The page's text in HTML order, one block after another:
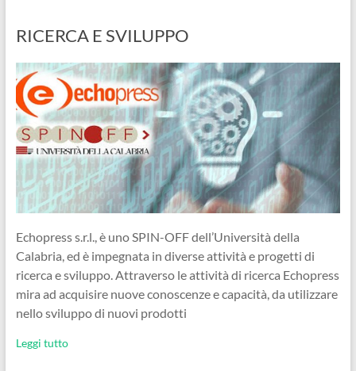
RICERCA E SVILUPPO
Echopress s.r.l., è uno SPIN-OFF dell’Università della
Calabria, ed è impegnata in diverse attività e progetti di
ricerca e sviluppo. Attraverso le attività di ricerca Echopress
mira ad acquisire nuove conoscenze e capacità, da utilizzare
nello sviluppo di nuovi prodotti
Leggi tutto